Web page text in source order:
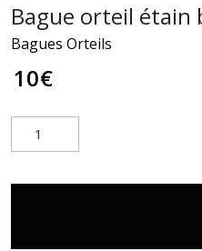
Bague orteil étain
Bagues Orteils
10€